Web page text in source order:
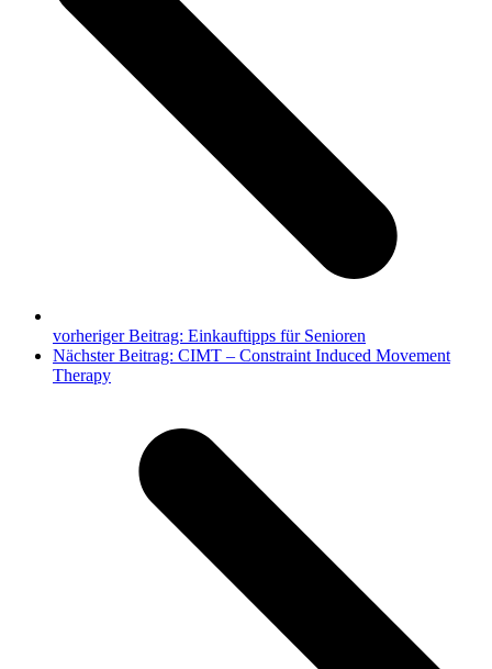
vorheriger Beitrag: Einkauftipps für Senioren
Nächster Beitrag: CIMT – Constraint Induced Movement
Therapy